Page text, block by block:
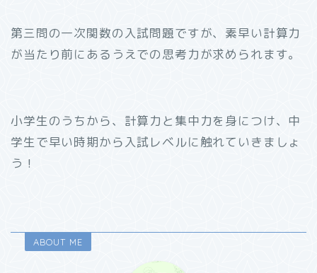
第三問の一次関数の入試問題ですが、素早い計算力
が当たり前にあるうえでの思考力が求められます。
小学生のうちから、計算力と集中力を身につけ、中
学生で早い時期から入試レベルに触れていきましょ
う！
ABOUT ME